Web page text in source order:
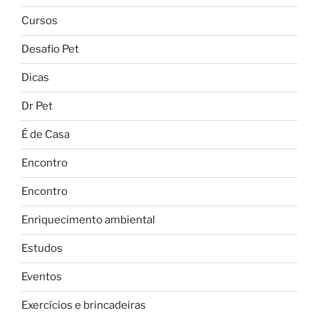
Cursos
Desafio Pet
Dicas
Dr Pet
É de Casa
Encontro
Encontro
Enriquecimento ambiental
Estudos
Eventos
Exercícios e brincadeiras